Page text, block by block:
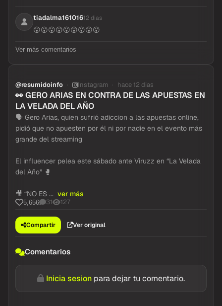
tiadalma16101612 dias
😮😮😮😮😮😮😮😮😮
Ver más comentarios
@resumidoinfo Instagram hace 12 dias
👀 GERO ARIAS EN CONTRA DE LAS APUESTAS EN
LA VELADA DEL AÑO
🗣️ Gero Arias, quien sufrió adiccion a las apuestas online,
pidió que no apuesten por él ni por nadie en el evento más
grande del streaming
El influencer pelea este sábado ante Viruzz en “La Velada
del Año” 🥊
🎥 “NO ES ... ver más
5,656 31 127
Compartir Ver original
Comentarios
Inicia sesion para dejar tu comentario.